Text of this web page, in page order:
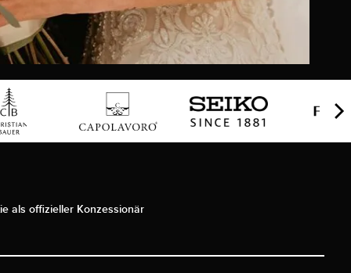
als offizieller Konzessionär